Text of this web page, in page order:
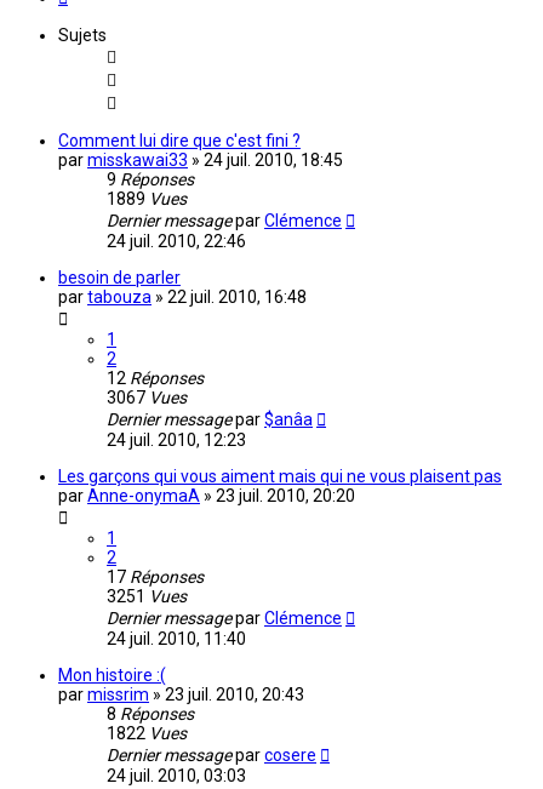
Sujets
Comment lui dire que c'est fini ?
parmisskawai33 » 24 juil. 2010, 18:45
9 Réponses
1889 Vues
Dernier messageparClémence
24 juil. 2010, 22:46
besoin de parler
partabouza » 22 juil. 2010, 16:48
1
2
12 Réponses
3067 Vues
Dernier messagepar$anâa
24 juil. 2010, 12:23
Les garçons qui vous aiment mais qui ne vous plaisent pas
parAnne-onymaA » 23 juil. 2010, 20:20
1
2
17 Réponses
3251 Vues
Dernier messageparClémence
24 juil. 2010, 11:40
Mon histoire :(
parmissrim » 23 juil. 2010, 20:43
8 Réponses
1822 Vues
Dernier messageparcosere
24 juil. 2010, 03:03